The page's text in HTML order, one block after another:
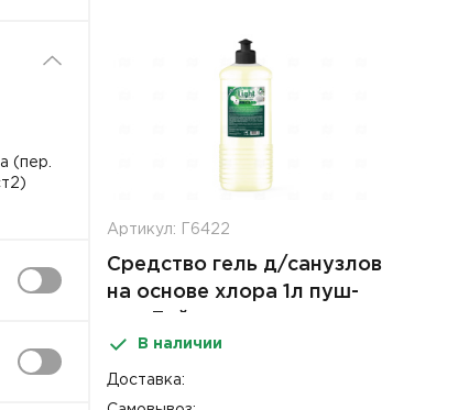
(пер.
Артикул: Г6422
Средство гель д/санузлов
на основе хлора 1л пуш-
В наличии
Доставка: